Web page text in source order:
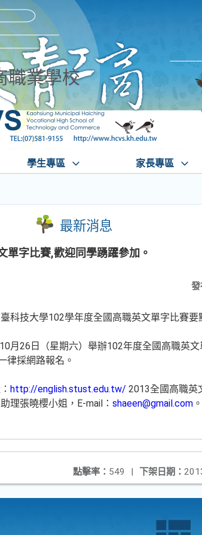
職業學校
學生專區 家長專區
最新消息
單字比賽,歡迎同學踴躍參加。
發
科技大學102學年度全國高職英文單字比賽要
月26日（星期六）舉辦102年度全國高職英
律採網路報名。
http://english.stust.edu.tw/ 2013全國高職英
理張曉櫻小姐，E-mail： shaeen@gmail.com 。
下架日期：
點擊率： 549 |